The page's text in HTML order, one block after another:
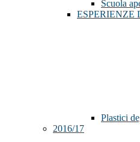
Scuola
ESPERIENZE
Plastici
2016/17